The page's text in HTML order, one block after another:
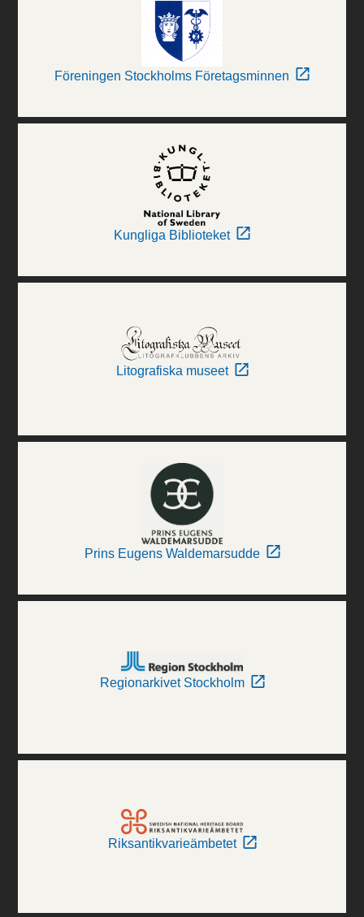
Föreningen Stockholms Företagsminnen
Kungliga Biblioteket
Litografiska museet
Prins Eugens Waldemarsudde
Regionarkivet Stockholm
Riksantikvarieämbetet